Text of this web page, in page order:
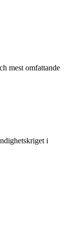
mest omfattande
i